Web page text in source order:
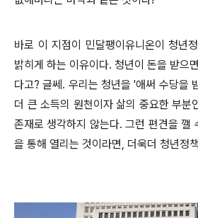
바로 이 지점이 민달팽이유니온이 청년
밝히게 하는 이유이다. 청년이 돈을 받으
다고? 글쎄. 우리는 청년을 '애써 수당을
더 큰 소득의 원천이자 삶의 중요한 부분
존재로 생각하지 않는다. 그런 편견을 깰
을 통해 열리는 것이라면, 더욱더 청년정